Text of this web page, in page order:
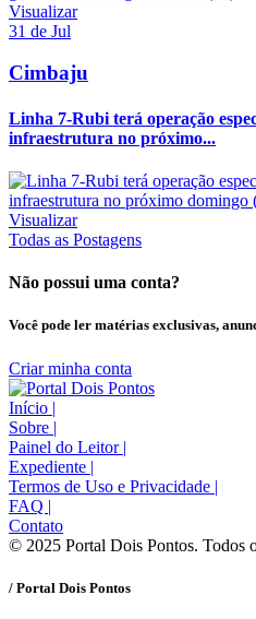
Visualizar
31 de Jul
Cimbaju
Linha 7-Rubi terá operação
infraestrutura no próximo...
Visualizar
Todas as Postagens
Não possui uma conta?
Você pode ler matérias exclusivas,
Criar minha conta
Início |
Sobre |
Painel do Leitor |
Expediente |
Termos de Uso e Privacidade |
FAQ |
Contato
© 2025 Portal Dois Pontos. Todos
/ Portal Dois Pontos